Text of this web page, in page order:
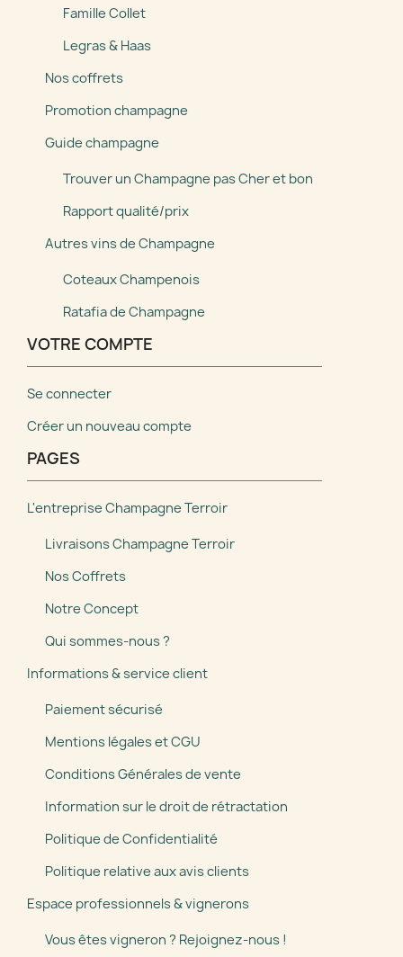
Famille Collet
Legras & Haas
Nos coffrets
Promotion champagne
Guide champagne
Trouver un Champagne pas Cher et bon
Rapport qualité/prix
Autres vins de Champagne
Coteaux Champenois
Ratafia de Champagne
VOTRE COMPTE
Se connecter
Créer un nouveau compte
PAGES
L'entreprise Champagne Terroir
Livraisons Champagne Terroir
Nos Coffrets
Notre Concept
Qui sommes-nous ?
Informations & service client
Paiement sécurisé
Mentions légales et CGU
Conditions Générales de vente
Information sur le droit de rétractation
Politique de Confidentialité
Politique relative aux avis clients
Espace professionnels & vignerons
Vous êtes vigneron ? Rejoignez-nous !